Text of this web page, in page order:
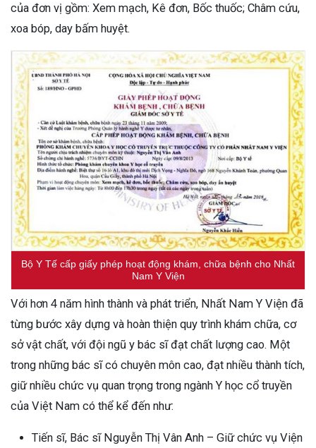
của đơn vị gồm: Xem mạch, Kê đơn, Bốc thuốc; Châm cứu,
xoa bóp, day bấm huyệt.
Bộ Y Tế cấp giấy phép hoạt động khám, chữa bệnh cho Nhất
Nam Y Viện
Với hơn 4 năm hình thành và phát triển, Nhất Nam Y Viện đã
từng bước xây dựng và hoàn thiện quy trình khám chữa, cơ
sở vật chất, với đội ngũ y bác sĩ đạt chất lượng cao. Một
trong những bác sĩ có chuyên môn cao, đạt nhiều thành tích,
giữ nhiều chức vụ quan trọng trong ngành Y học cổ truyền
của Việt Nam có thể kể đến như:
Tiến sĩ, Bác sĩ Nguyễn Thị Vân Anh – Giữ chức vụ Viện